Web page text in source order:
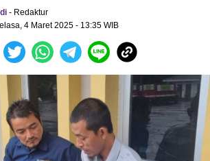
- Redaktur
4 Maret 2025 - 13:35 WIB